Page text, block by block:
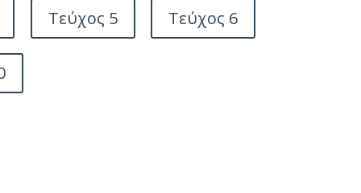
Τεύχος 5 Τεύχος 6